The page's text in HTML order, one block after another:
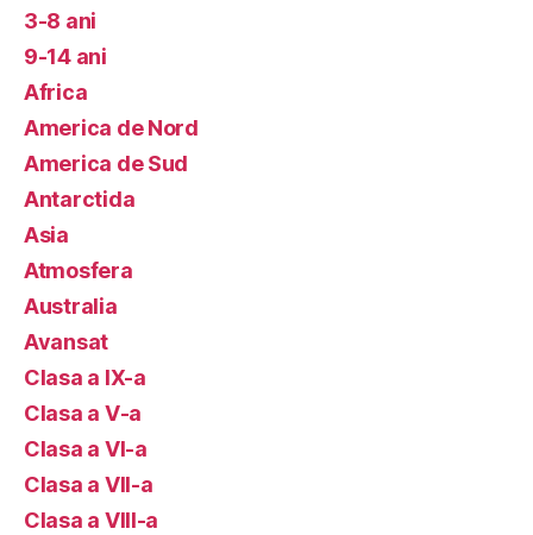
3-8 ani
9-14 ani
Africa
America de Nord
America de Sud
Antarctida
Asia
Atmosfera
Australia
Avansat
Clasa a IX-a
Clasa a V-a
Clasa a VI-a
Clasa a VII-a
Clasa a VIII-a